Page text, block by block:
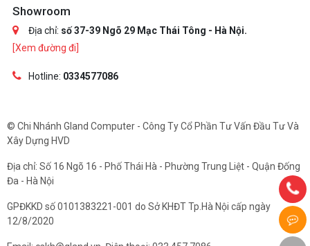
Showroom
Địa chỉ: số 37-39 Ngõ 29 Mạc Thái Tông - Hà Nội.
[Xem đường đi]
Hotline: 0334577086
© Chi Nhánh Gland Computer - Công Ty Cổ Phần Tư Vấn Đầu Tư Và
Xây Dựng HVD
Địa chỉ: Số 16 Ngõ 16 - Phố Thái Hà - Phường Trung Liệt - Quận Đống
Đa - Hà Nội
GPĐKKD số 0101383221-001 do Sở KHĐT Tp.Hà Nội cấp ngày
12/8/2020